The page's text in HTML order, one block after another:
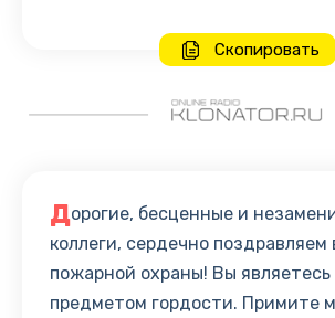
Скопировать
Дорогие, бесценные и
коллеги, сердечно поздравляем
пожарной охраны! Вы являетесь
предметом гордости. Примите